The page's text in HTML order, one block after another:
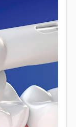
чистки
и быстрые
в
позволяет
налета.
пленка налета
поверхности